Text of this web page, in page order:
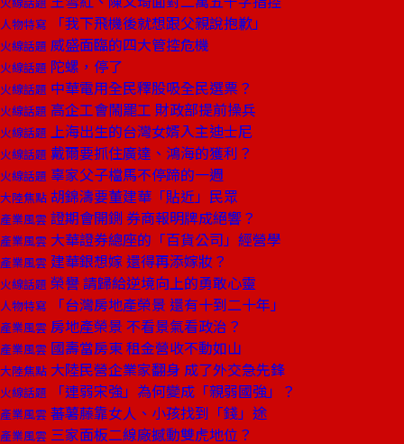
人物特寫 「我下飛機後就想跟父親說抱歉」
火線話題 威盛面臨的四大管控危機
火線話題 陀螺，停了
火線話題 中華電用全民釋股吸全民選票？
火線話題 高企工會鬧罷工 財政部提前操兵
火線話題 上海出生的台灣女婿入主迪士尼
火線話題 戴爾要抓住廣達、鴻海的獲利？
火線話題 辜家父子檔馬不停蹄的一週
大陸焦點 胡錦濤要董建華「貼近」民眾
產業風雲 證期會開鍘 券商報明牌成絕響？
產業風雲 大華證券總座的「百貨公司」經營學
產業風雲 建華銀想嫁 還得再添嫁妝？
火線話題 榮譽 請歸給逆境向上的勇敢心靈
人物特寫 「台灣房地產榮景 還有十到二十年」
產業風雲 房地產榮景 不看景氣看政治？
產業風雲 國壽當房東 租金營收不動如山
大陸焦點 大陸民營企業家翻身 成了外交急先鋒
火線話題 「連弱宋強」為何變成「親弱國強」？
產業風雲 蕃薯藤靠女人、小孩找到「錢」途
產業風雲 三家面板二線廠撼動雙虎地位？